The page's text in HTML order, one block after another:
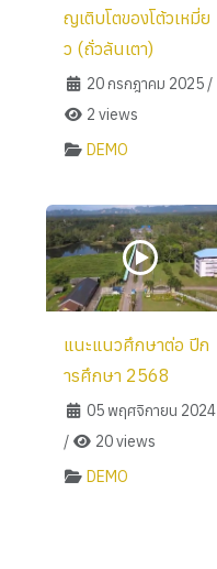
ญเติบโตของโต้วเหมี่ย
ว (ถั่วลันเตา)
20 กรกฎาคม 2025/
2 views
DEMO
แนะแนวศึกษาต่อ ปีก
ารศึกษา 2568
05 พฤศจิกายน 2024
/
20 views
DEMO